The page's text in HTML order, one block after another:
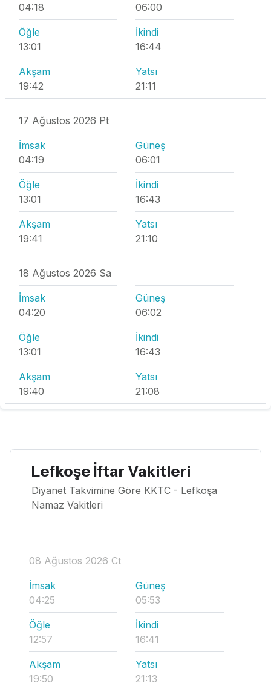
04:18
06:00
Öğle
13:01
İkindi
16:44
Akşam
19:42
Yatsı
21:11
17 Ağustos 2026 Pt
İmsak
04:19
Güneş
06:01
Öğle
13:01
İkindi
16:43
Akşam
19:41
Yatsı
21:10
18 Ağustos 2026 Sa
İmsak
04:20
Güneş
06:02
Öğle
13:01
İkindi
16:43
Akşam
19:40
Yatsı
21:08
Lefkoşe İftar Vakitleri
Diyanet Takvimine Göre KKTC - Lefkoşa
Namaz Vakitleri
08 Ağustos 2026 Ct
İmsak
04:25
Güneş
05:53
Öğle
12:57
İkindi
16:41
Akşam
19:50
Yatsı
21:13